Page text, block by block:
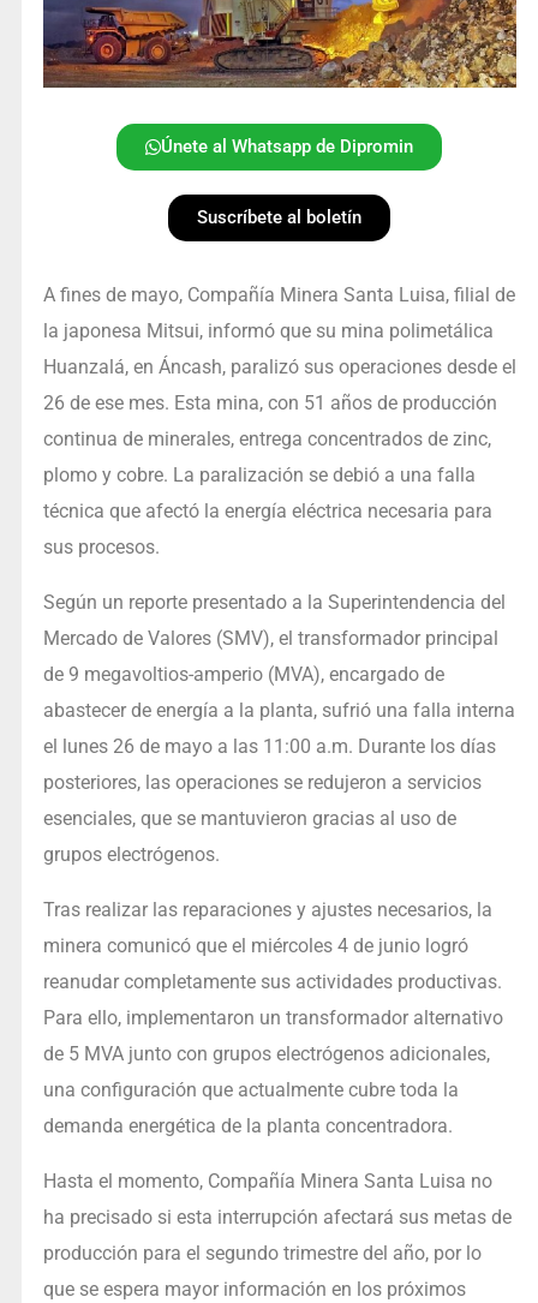
Únete al Whatsapp de Dipromin
Suscríbete al boletín
A fines de mayo, Compañía Minera Santa Luisa, filial de
la japonesa Mitsui, informó que su mina polimetálica
Huanzalá, en Áncash, paralizó sus operaciones desde el
26 de ese mes. Esta mina, con 51 años de producción
continua de minerales, entrega concentrados de zinc,
plomo y cobre. La paralización se debió a una falla
técnica que afectó la energía eléctrica necesaria para
sus procesos.
Según un reporte presentado a la Superintendencia del
Mercado de Valores (SMV), el transformador principal
de 9 megavoltios-amperio (MVA), encargado de
abastecer de energía a la planta, sufrió una falla interna
el lunes 26 de mayo a las 11:00 a.m. Durante los días
posteriores, las operaciones se redujeron a servicios
esenciales, que se mantuvieron gracias al uso de
grupos electrógenos.
Tras realizar las reparaciones y ajustes necesarios, la
minera comunicó que el miércoles 4 de junio logró
reanudar completamente sus actividades productivas.
Para ello, implementaron un transformador alternativo
de 5 MVA junto con grupos electrógenos adicionales,
una configuración que actualmente cubre toda la
demanda energética de la planta concentradora.
Hasta el momento, Compañía Minera Santa Luisa no
ha precisado si esta interrupción afectará sus metas de
producción para el segundo trimestre del año, por lo
que se espera mayor información en los próximos